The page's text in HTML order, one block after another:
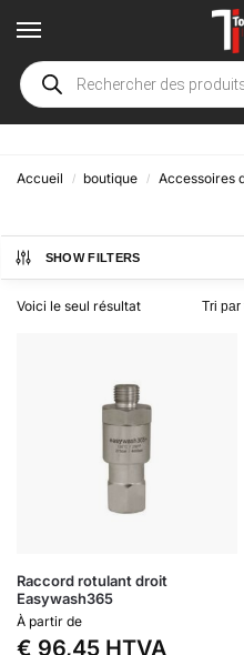
Raccord
Accueil / boutique / Accessoires
SHOW FILTERS
Voici le seul résultat
Raccord rotulant droit
Easywash365
À partir de
€ 96,45 HTVA